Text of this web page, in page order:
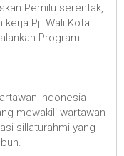
Pemilu serentak,
Pj. Wali Kota
Program
Indonesia
mewakili wartawan
sillaturahmi yang